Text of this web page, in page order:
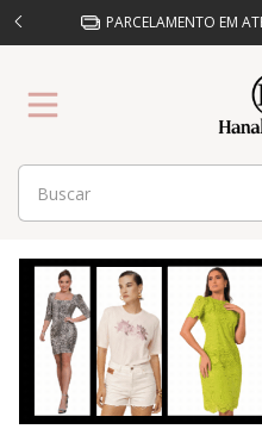
PARCELAMENTO EM ATÉ